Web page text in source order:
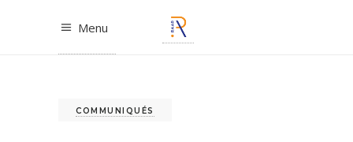
Menu
COMMUNIQUÉS